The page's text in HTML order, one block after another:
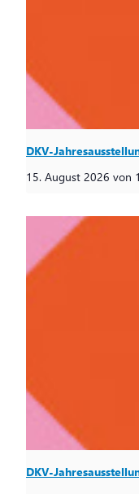
DKV-
15. August 2026 von
DKV-